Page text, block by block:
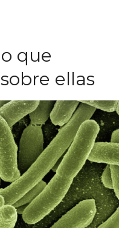
que
ellas